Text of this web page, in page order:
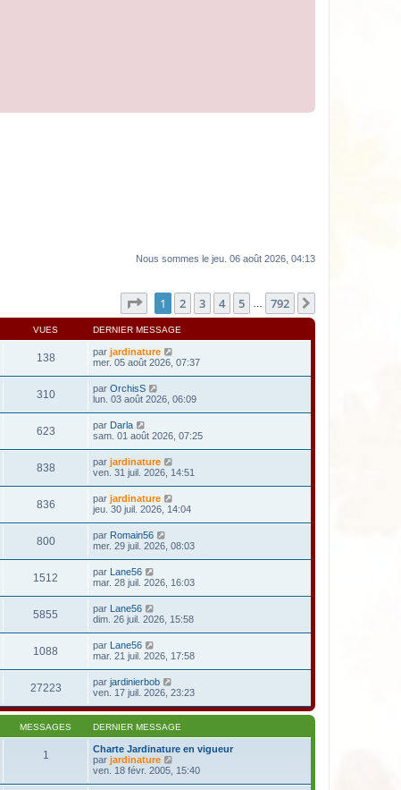
Nous sommes le jeu. 06 août 2026, 04:13
Page sur792
1 2 3 4 5 792
VUES DERNIER MESSAGE
138 par jardinature
mer. 05 août 2026, 07:37
310 par OrchisS
lun. 03 août 2026, 06:09
623 par Darla
sam. 01 août 2026, 07:25
838 par jardinature
ven. 31 juil. 2026, 14:51
836 par jardinature
jeu. 30 juil. 2026, 14:04
800 par Romain56
mer. 29 juil. 2026, 08:03
1512 par Lane56
mar. 28 juil. 2026, 16:03
5855 par Lane56
dim. 26 juil. 2026, 15:58
1088 par Lane56
mar. 21 juil. 2026, 17:58
27223 par jardinierbob
ven. 17 juil. 2026, 23:23
MESSAGES DERNIER MESSAGE
1
Charte Jardinature en vigueur
par jardinature
o
ven. 18 févr. 2005, 15:40